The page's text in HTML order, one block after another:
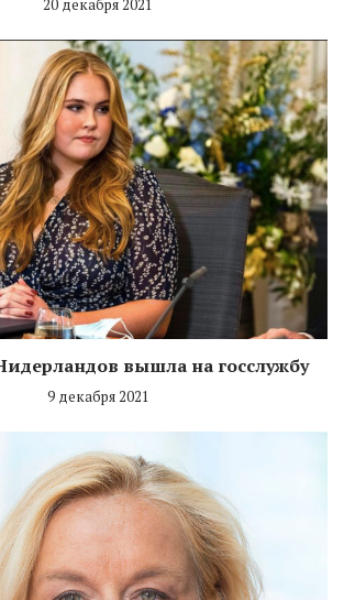
20 декабря 2021
вышла на госслужбу
9 декабря 2021